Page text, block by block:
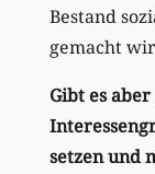
Bestand
gemacht
Gibt es
setzen und